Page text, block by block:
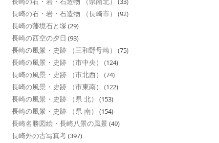
長崎の石・岩・石造物 （長崎市） (92)
長崎の藩境石と塚 (29)
長崎の西空の夕日 (93)
長崎の風景・史跡 （三和野母崎） (75)
長崎の風景・史跡 （市中央） (124)
長崎の風景・史跡 （市北西） (74)
長崎の風景・史跡 （市東南） (122)
長崎の風景・史跡 （県 北） (153)
長崎の風景・史跡 （県 南） (154)
長崎名勝図絵・長崎八景の風景 (49)
長崎外の古写真考(397)